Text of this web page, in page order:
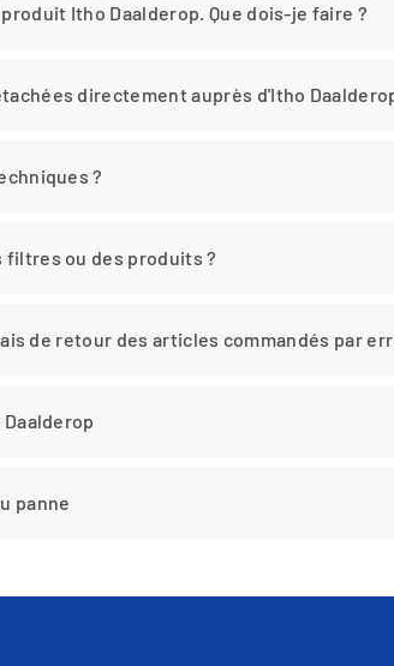
Itho Daalderop. Que dois-je faire ?
directement auprès d'Itho
?
filtres ou des produits ?
de retour des articles commandés par
panne